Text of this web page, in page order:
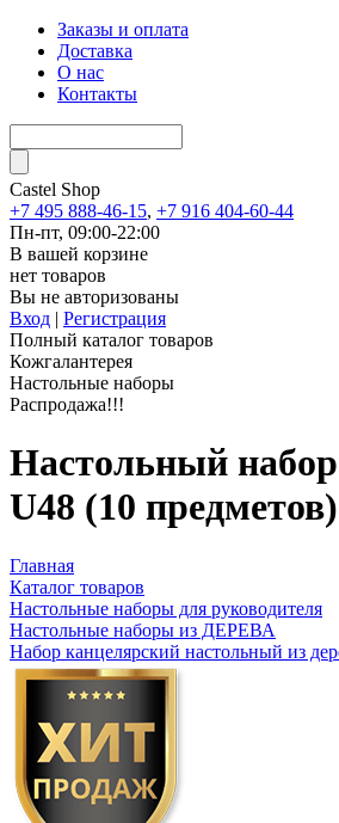
Заказы и оплата
Доставка
О нас
Контакты
Castel Shop
+7 495 888-46-15, +7 916 404-60-44
Пн-пт, 09:00-22:00
В вашей корзине
нет товаров
Вы не авторизованы
Вход | Регистрация
Полный каталог товаров
Кожгалантерея
Настольные наборы
Распродажа!!!
Настольный набор
U48 (10 предметов)
Главная
Каталог товаров
Настольные наборы для руководителя
Настольные наборы из ДЕРЕВА
Набор канцелярский настольный из